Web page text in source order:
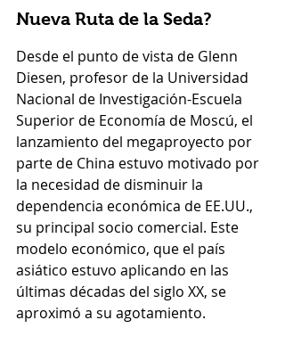
Nueva Ruta de la Seda?
Desde el punto de vista de Glenn
Diesen, profesor de la Universidad
Nacional de Investigación-Escuela
Superior de Economía de Moscú, el
lanzamiento del megaproyecto por
parte de China estuvo motivado por
la necesidad de disminuir la
dependencia económica de EE.UU.,
su principal socio comercial. Este
modelo económico, que el país
asiático estuvo aplicando en las
últimas décadas del siglo XX, se
aproximó a su agotamiento.